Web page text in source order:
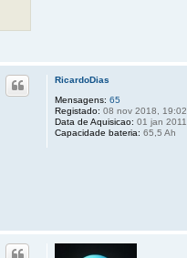
RicardoDias
Mensagens: 65
Registado: 08 nov 2018, 19:02
Data de Aquisicao: 01 jan 2011
Capacidade bateria: 65,5 Ah